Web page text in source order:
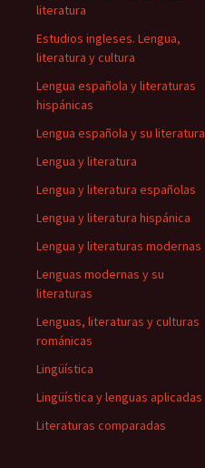
literatura
Estudios ingleses. Lengua,
literatura y cultura
Lengua española y literaturas
hispánicas
Lengua española y su literatura
Lengua y literatura
Lengua y literatura españolas
Lengua y literatura hispánica
Lengua y literaturas modernas
Lenguas modernas y su
literaturas
Lenguas, literaturas y culturas
románicas
Lingüística
Lingüística y lenguas aplicadas
Literaturas comparadas